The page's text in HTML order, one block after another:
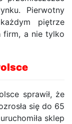
Pierwotny
piętrze
firm, a nie tylko
sprawił, że
się do 65
sklep